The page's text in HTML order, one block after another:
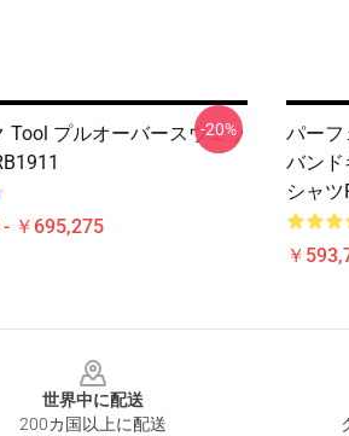
Tool プルオーバースウェッ
- ￥695,275
-20%
パーフ
バンド
シャツ
￥
世界中に配送
200カ国以上に配送